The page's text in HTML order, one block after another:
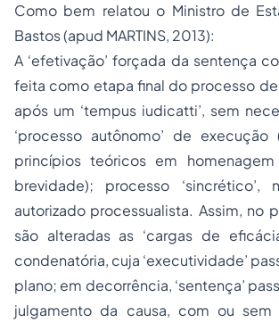
Como bem relatou o Ministro de
Bastos (apud MARTINS, 2013):
A ‘efetivação’ forçada da sentença
feita como etapa final do processo
após um ‘tempus iudicatti’, sem
‘processo autônomo’ de execução
princípios teóricos em
brevidade); processo
autorizado processualista. Assim, no
são alteradas as ‘cargas de
condenatória, cuja ‘executividade’
plano; em decorrência, ‘sentença’
julgamento da causa, com ou sem